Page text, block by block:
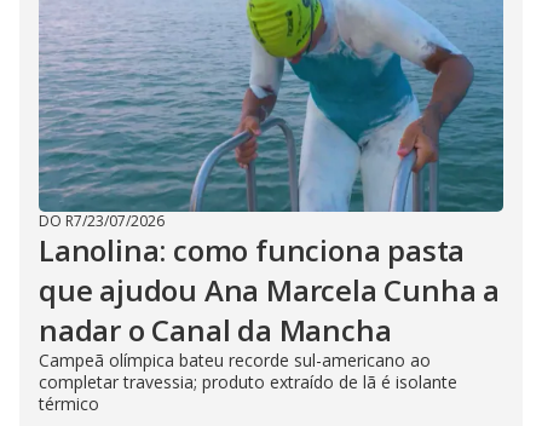
DO R7/23/07/2026
Lanolina: como funciona pasta
que ajudou Ana Marcela Cunha a
nadar o Canal da Mancha
Campeã olímpica bateu recorde sul-americano ao
completar travessia; produto extraído de lã é isolante
térmico